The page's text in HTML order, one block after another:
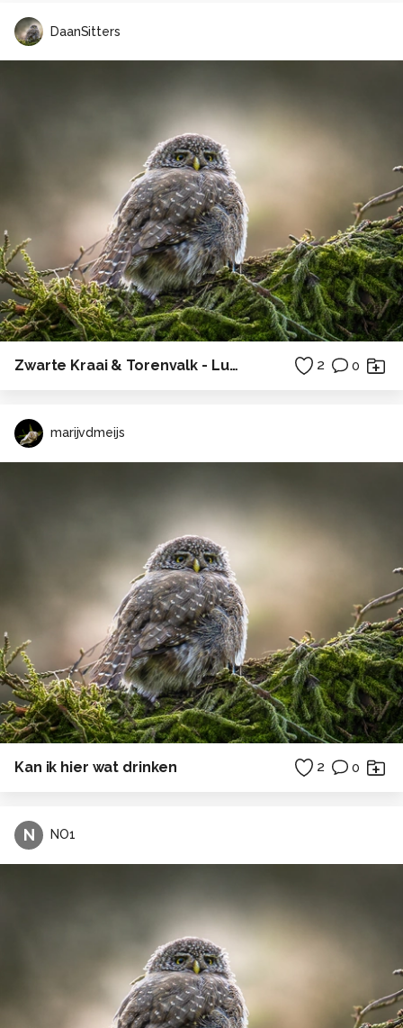
DaanSitters
Zwarte Kraai & Torenvalk - Luchtduel boven de wilgen. 2 0
marijvdmeijs
Kan ik hier wat drinken 2 0
N NO1